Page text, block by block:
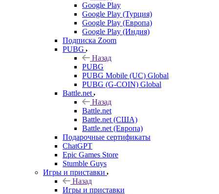
Google Play
Google Play (Турция)
Google Play (Европа)
Google Play (Индия)
Подписка Zoom
PUBG
Назад
PUBG
PUBG Mobile (UC) Global
PUBG (G-COIN) Global
Battle.net
Назад
Battle.net
Battle.net (США)
Battle.net (Европа)
Подарочные сертификаты
ChatGPT
Epic Games Store
Stumble Guys
Игры и приставки
Назад
Игры и приставки